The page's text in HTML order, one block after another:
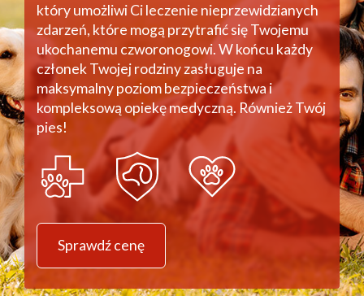
który umożliwi Ci leczenie nieprzewidzianych
zdarzeń, które mogą przytrafić się Twojemu
ukochanemu czworonogowi. W końcu każdy
członek Twojej rodziny zasługuje na
maksymalny poziom bezpieczeństwa i
kompleksową opiekę medyczną. Również Twój
pies!
Sprawdź cenę